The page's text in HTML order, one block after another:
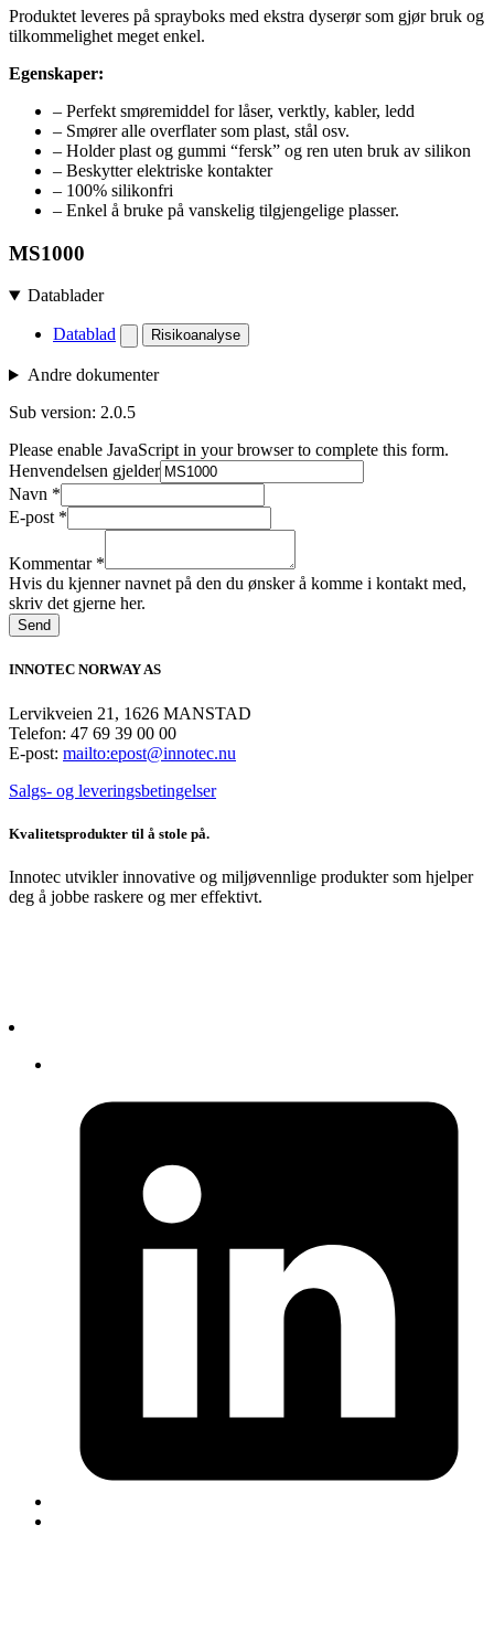
Produktet leveres på sprayboks med ekstra dyserør som gjør bruk og
tilkommelighet meget enkel.
Egenskaper:
– Perfekt smøremiddel for låser, verktly, kabler, ledd
– Smører alle overflater som plast, stål osv.
– Holder plast og gummi “fersk” og ren uten bruk av silikon
– Beskytter elektriske kontakter
– 100% silikonfri
– Enkel å bruke på vanskelig tilgjengelige plasser.
MS1000
Datablader
Datablad Risikoanalyse
Andre dokumenter
Sub version: 2.0.5
Please enable JavaScript in your browser to complete this form.
Henvendelsen gjelder
Navn *
E-post *
Kommentar *
Hvis du kjenner navnet på den du ønsker å komme i kontakt med,
skriv det gjerne her.
Send
INNOTEC NORWAY AS
Lervikveien 21, 1626 MANSTAD
Telefon: 47 69 39 00 00
E-post: mailto:epost@innotec.nu
Salgs- og leveringsbetingelser
Kvalitetsprodukter til å stole på.
Innotec utvikler innovative og miljøvennlige produkter som hjelper
deg å jobbe raskere og mer effektivt.